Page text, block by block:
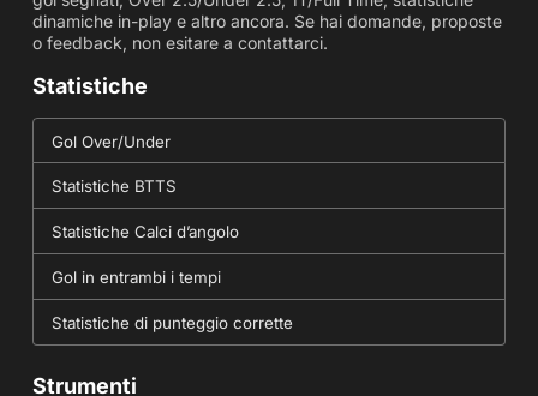
dinamiche in-play e altro ancora. Se hai domande, proposte
o feedback, non esitare a contattarci.
Statistiche
Gol Over/Under
Statistiche BTTS
Statistiche Calci d’angolo
Gol in entrambi i tempi
Statistiche di punteggio corrette
Strumenti